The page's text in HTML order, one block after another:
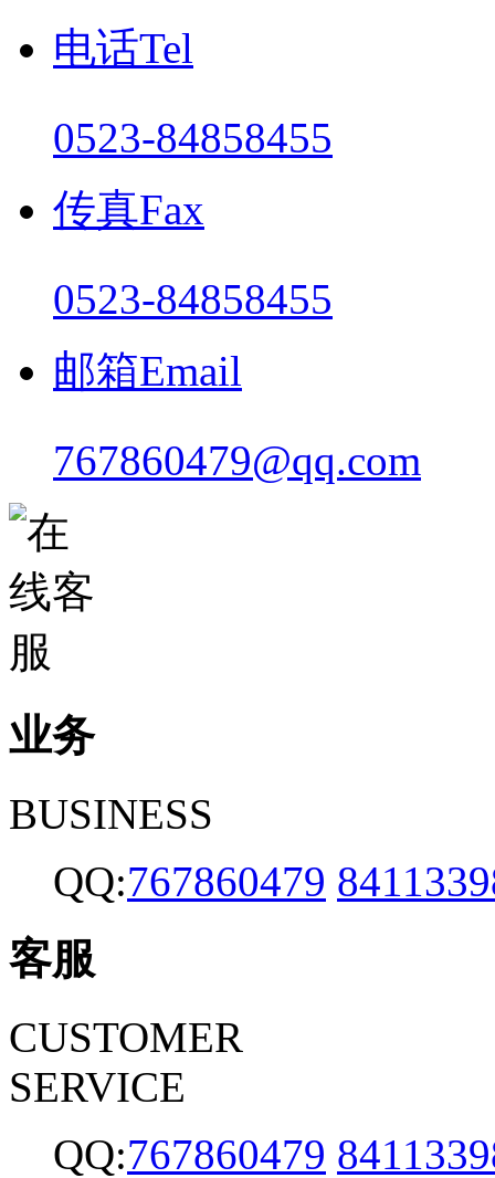
电话Tel
0523-84858455
传真Fax
0523-84858455
邮箱Email
767860479@qq.com
业务
BUSINESS
QQ:767860479
客服
CUSTOMER
SERVICE
QQ:767860479